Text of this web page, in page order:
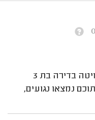
הדברה נגד פשפש המיטה בדירה בת 3
נמצאו נגועים,